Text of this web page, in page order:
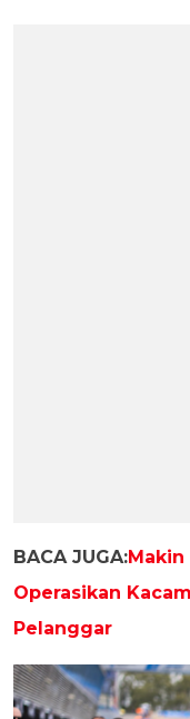
BACA JUGA:
Operasikan
Pelanggar